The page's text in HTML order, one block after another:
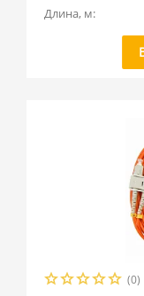
Длина, м:
(0)